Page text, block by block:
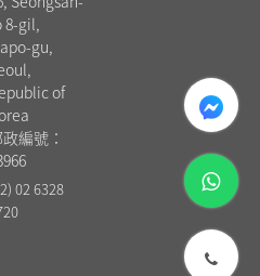
8-gil,
gu,
of
編號：
02 6328
whatsapp
messenger
phone